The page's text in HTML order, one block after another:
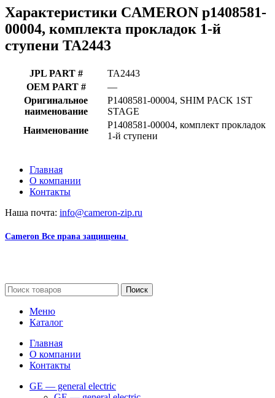
Характеристики CAMERON p1408581-
00004, комплекта прокладок 1-й
ступени TA2443
JPL PART #
TA2443
OEM PART #
—
Оригинальное
наименование
P1408581-00004, SHIM PACK 1ST
STAGE
Наименование
P1408581-00004, комплект прокладок
1-й ступени
Главная
О компании
Контакты
Наша почта: info@cameron-zip.ru
Cameron Все права защищены
Поиск
Меню
Каталог
Главная
О компании
Контакты
GE — general electric